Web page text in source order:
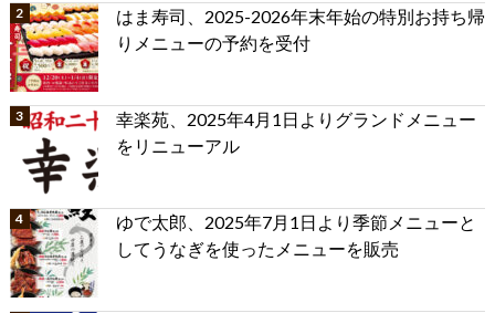
はま寿司、2025-2026年末年始の特別お持ち帰
りメニューの予約を受付
幸楽苑、2025年4月1日よりグランドメニュー
をリニューアル
ゆで太郎、2025年7月1日より季節メニューと
してうなぎを使ったメニューを販売